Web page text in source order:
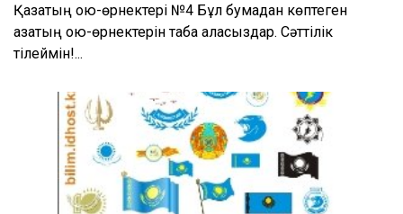
Қазақтың ою-өрнектері №4 Бұл бумадан көптеген
қазақтың ою-өрнектерін таба аласыздар. Сәттілік
тілеймін!...